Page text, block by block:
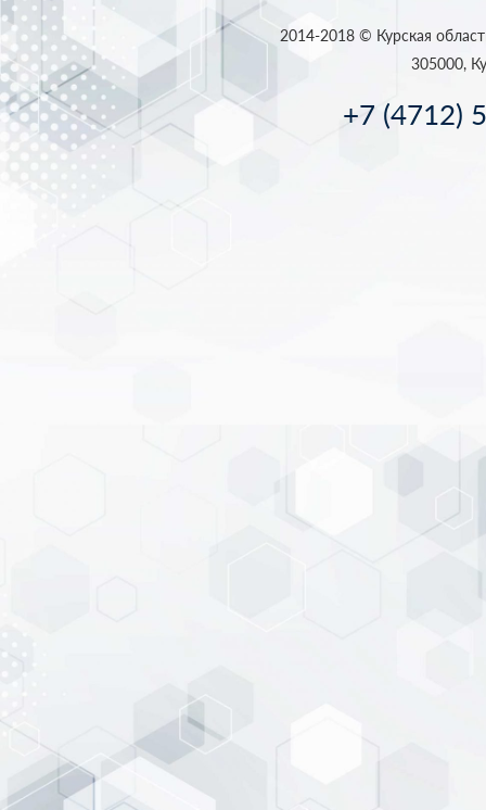
2014-2018 © Курская
305000,
+7 (4712)